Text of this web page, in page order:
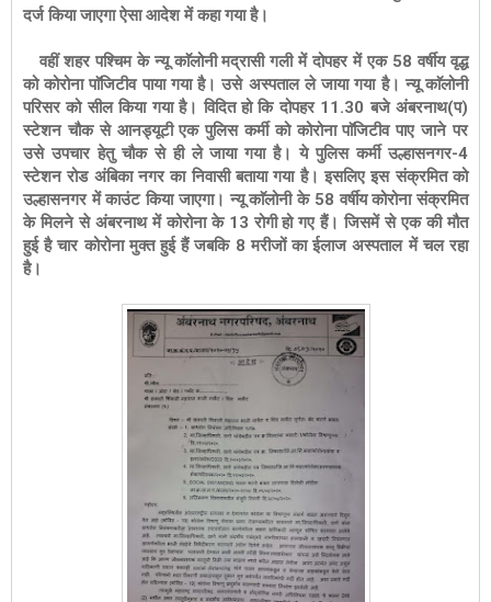
दर्ज किया जाएगा ऐसा आदेश में कहा गया है।
वहीं शहर पश्चिम के न्यू काॅलोनी मद्रासी गली में दोपहर में एक 58 वर्षीय वृद्ध
को कोरोना पाॅजिटीव पाया गया है। उसे अस्पताल ले जाया गया है। न्यू काॅलोनी
परिसर को सील किया गया है। विदित हो कि दोपहर 11.30 बजे अंबरनाथ(प)
स्टेशन चौक से आनड्यूटी एक पुलिस कर्मी को कोरोना पाॅजिटीव पाए जाने पर
उसे उपचार हेतु चौक से ही ले जाया गया है। ये पुलिस कर्मी उल्हासनगर-4
स्टेशन रोड अंबिका नगर का निवासी बताया गया है। इसलिए इस संक्रमित को
उल्हासनगर में काउंट किया जाएगा। न्यू काॅलोनी के 58 वर्षीय कोरोना संक्रमित
के मिलने से अंबरनाथ में कोरोना के 13 रोगी हो गए हैं। जिसमें से एक की मौत
हुई है चार कोरोना मुक्त हुई हैं जबकि 8 मरीजों का ईलाज अस्पताल में चल रहा
है।